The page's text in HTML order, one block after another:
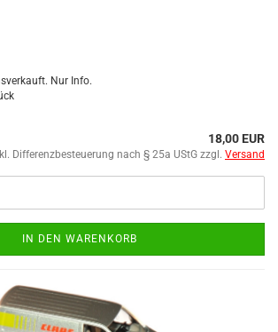
Nur Info.
18,00 EUR
Differenzbesteuerung nach § 25a UStG zzgl. Versand
IN DEN WARENKORB